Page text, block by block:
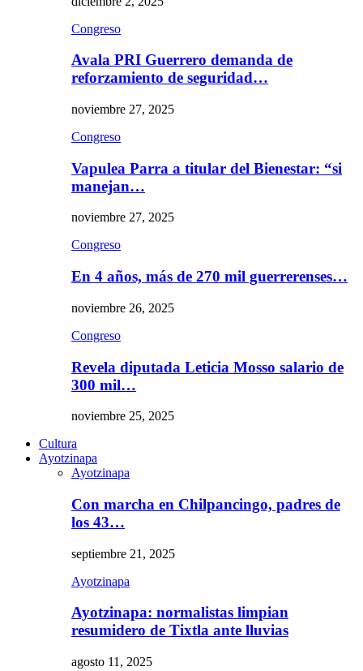
Congreso
Avala PRI Guerrero demanda de
reforzamiento de seguridad…
noviembre 27, 2025
Congreso
Vapulea Parra a titular del Bienestar: “si
manejan…
noviembre 27, 2025
Congreso
En 4 años, más de 270 mil guerrerenses…
noviembre 26, 2025
Congreso
Revela diputada Leticia Mosso salario de
300 mil…
noviembre 25, 2025
Cultura
Ayotzinapa
Ayotzinapa
Con marcha en Chilpancingo, padres de
los 43…
septiembre 21, 2025
Ayotzinapa
Ayotzinapa: normalistas limpian
resumidero de Tixtla ante lluvias
agosto 11, 2025